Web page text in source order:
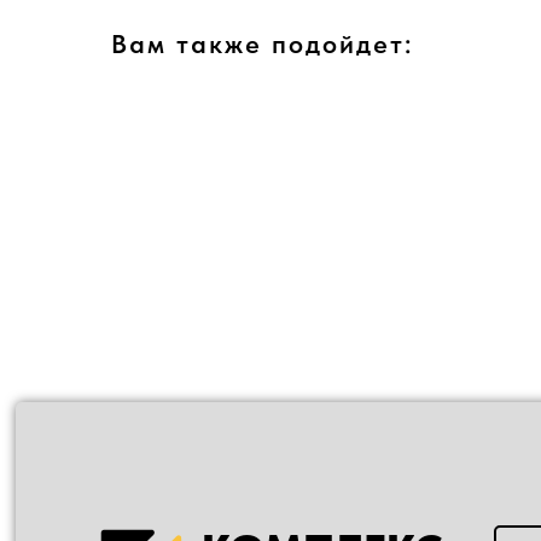
Вам также подойдет: